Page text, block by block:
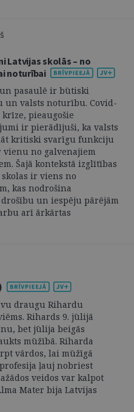
Latvijas skolās – no
noturībai
pasaulē ir būtiski
valsts noturību. Covid-
pieaugošie
ir pierādījuši, ka valsts
kritiski svarīgu funkciju
no galvenajiem
Šajā kontekstā izglītības
ir viens no
kas nodrošina
un iespēju pārējām
arī ārkārtas
draugu Rihardu
Rihards 9. jūlijā
bet jūlija beigās
mūžībā. Riharda
vārdos, lai mūžīgā
ļauj nobriest
veidos var kalpot
Mater bija Latvijas